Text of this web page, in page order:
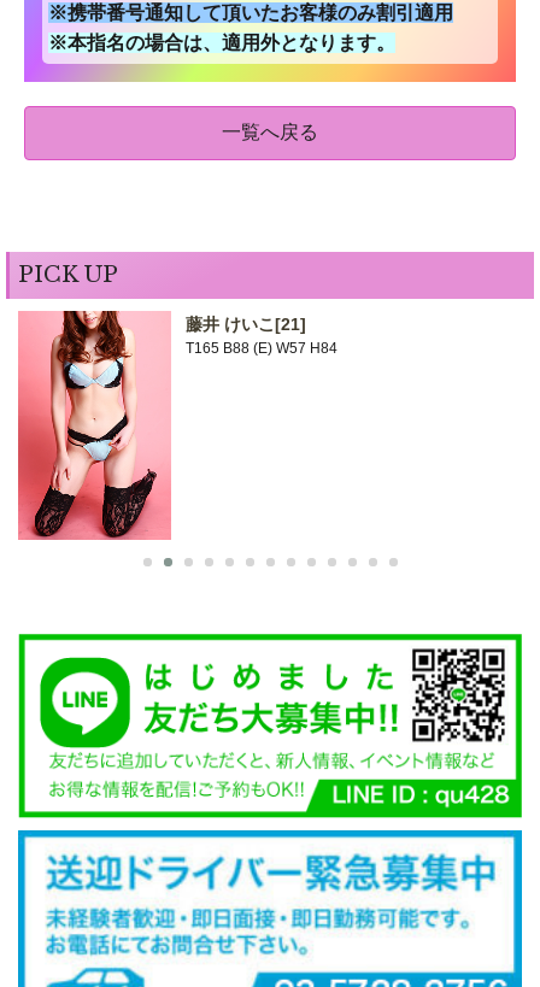
※携帯番号通知して頂いたお客様のみ割引適用
※本指名の場合は、適用外となります。
一覧へ戻る
PICK UP
藤井 けいこ[21]
T165 B88 (E) W57 H84